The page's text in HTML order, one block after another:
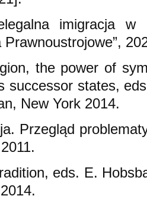
imigracja
Prawnoustrojowe”,
the power of
successor states,
New York 2014.
Przegląd
eds. E.